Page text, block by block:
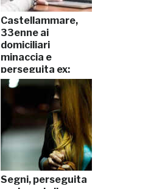
Castellammare,
33enne ai
domiciliari
minaccia e
perseguita ex:
arrestato
Segni, perseguita